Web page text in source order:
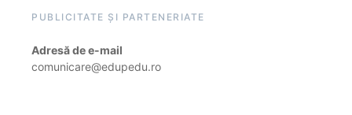
PUBLICITATE ȘI PARTENERIATE
Adresă de e-mail
comunicare@edupedu.ro